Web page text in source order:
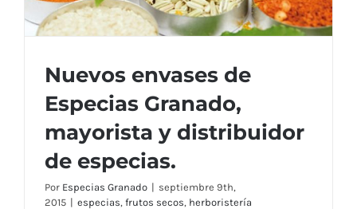
Nuevos envases de Especias Granado,
mayorista y distribuidor de especias.
Nuevos envases de
Especias Granado,
mayorista y distribuidor
de especias.
Por Especias Granado | septiembre 9th,
2015 | especias, frutos secos, herboristería